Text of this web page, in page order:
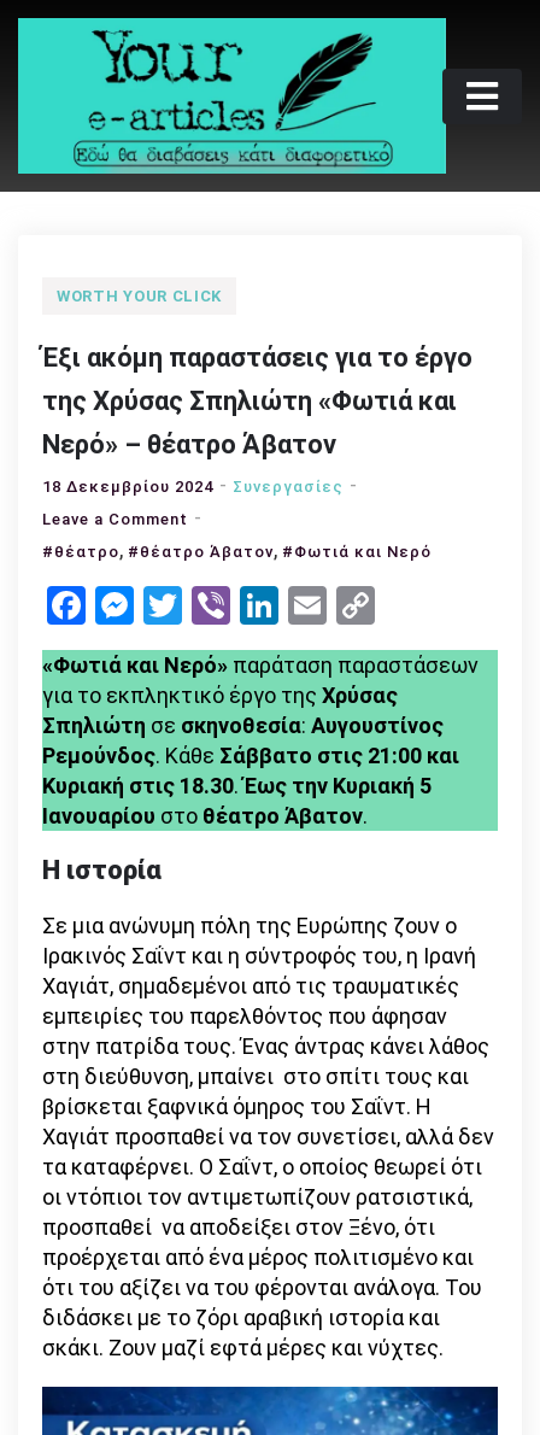
Skip
Your e-articles
Εδώ θα διαβάσεις κάτι διαφορετικό
WORTH YOUR CLICK
Έξι ακόμη παραστάσεις για το έργο
της Χρύσας Σπηλιώτη «Φωτιά και
Νερό» – θέατρο Άβατον
18 Δεκεμβρίου 2024
Συνεργασίες
Leave a Comment on
Έξι
παραστάσεις
το
έργο
της
Χρύσας
Σπηλιώτη
«Φωτιά
θέατρο
Άβατον
#θέατρο, #θέατρο Άβατον, #Φωτιά και Νερό
Facebook
Messenger
Twitter
ViberLinkedIn
Email
Link
«Φωτιά και Νερό» παράταση παραστάσεων
για το εκπληκτικό έργο της Χρύσας
Σπηλιώτη σε σκηνοθεσία: Αυγουστίνος
Ρεμούνδος. Κάθε Σάββατο στις 21:00 και
Κυριακή στις 18.30.Έως την Κυριακή 5
Ιανουαρίου στο θέατρο Άβατον.
Η ιστορία
Σε μια ανώνυμη πόλη της Ευρώπης ζουν ο
Ιρακινός Σαΐντ και η σύντροφός του, η Ιρανή
Χαγιάτ, σημαδεμένοι από τις τραυματικές
εμπειρίες του παρελθόντος που άφησαν
στην πατρίδα τους. Ένας άντρας κάνει λάθος
στη διεύθυνση, μπαίνει στο σπίτι τους και
βρίσκεται ξαφνικά όμηρος του Σαΐντ. Η
Χαγιάτ προσπαθεί να τον συνετίσει, αλλά δεν
τα καταφέρνει. Ο Σαΐντ, ο οποίος θεωρεί ότι
οι ντόπιοι τον αντιμετωπίζουν ρατσιστικά,
προσπαθεί να αποδείξει στον Ξένο, ότι
προέρχεται από ένα μέρος πολιτισμένο και
ότι του αξίζει να του φέρονται ανάλογα. Του
διδάσκει με το ζόρι αραβική ιστορία και
σκάκι. Ζουν μαζί εφτά μέρες και νύχτες.